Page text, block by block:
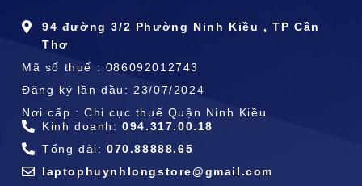
94 đường 3/2 Phường Ninh Kiều , TP Cần
Thơ
Mã số thuế : 086092012743
Đăng ký lần đầu: 23/07/2024
Nơi cấp : Chi cục thuế Quận Ninh Kiều
Kinh doanh:094.317.00.18
Tổng đài: 070.88888.65
laptophuynhlongstore@gmail.com